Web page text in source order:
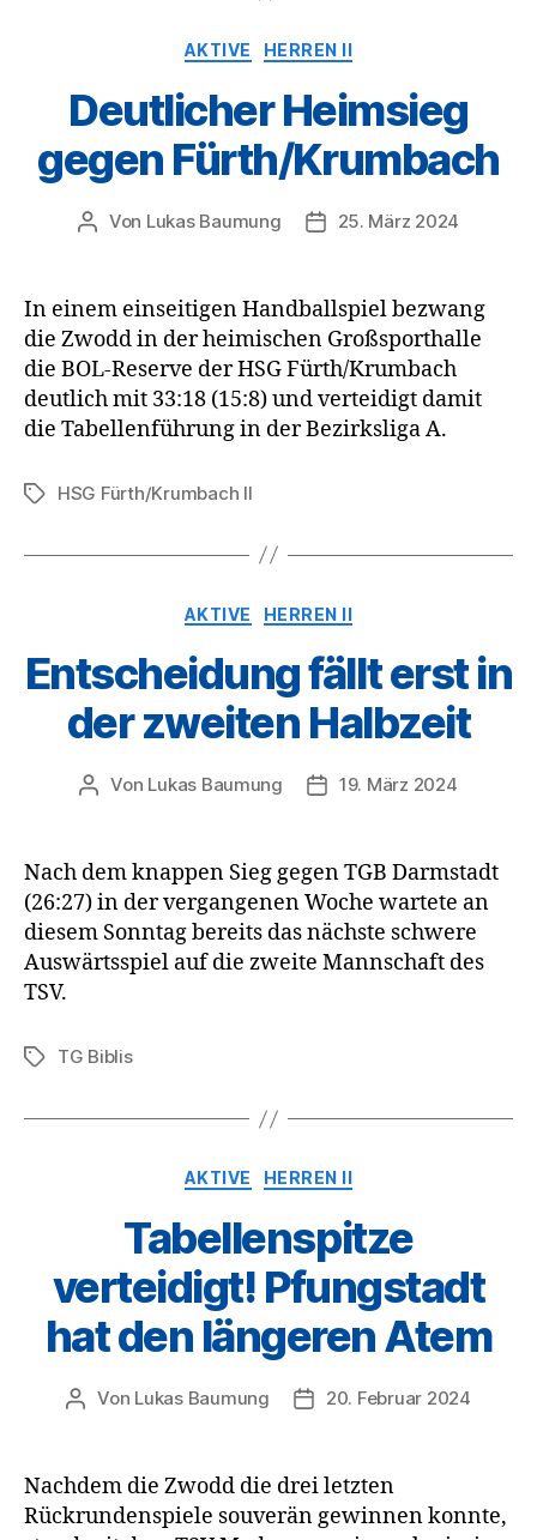
Kategorien
AKTIVE HERREN II
Deutlicher Heimsieg
gegen Fürth/Krumbach
Beitragsautor
Von Lukas Baumung Veröffentlichungsdatum
25. März 2024
In einem einseitigen Handballspiel bezwang
die Zwodd in der heimischen Großsporthalle
die BOL-Reserve der HSG Fürth/Krumbach
deutlich mit 33:18 (15:8) und verteidigt damit
die Tabellenführung in der Bezirksliga A.
Schlagwörter
HSG Fürth/Krumbach II
Kategorien
AKTIVE HERREN II
Entscheidung fällt erst in
der zweiten Halbzeit
Beitragsautor
Von Lukas Baumung Veröffentlichungsdatum
19. März 2024
Nach dem knappen Sieg gegen TGB Darmstadt
(26:27) in der vergangenen Woche wartete an
diesem Sonntag bereits das nächste schwere
Auswärtsspiel auf die zweite Mannschaft des
TSV.
Schlagwörter
TG Biblis
Kategorien
AKTIVE HERREN II
Tabellenspitze
verteidigt! Pfungstadt
hat den längeren Atem
Beitragsautor
Von Lukas Baumung Veröffentlichungsdatum
20. Februar 2024
Nachdem die Zwodd die drei letzten
Rückrundenspiele souverän gewinnen konnte,